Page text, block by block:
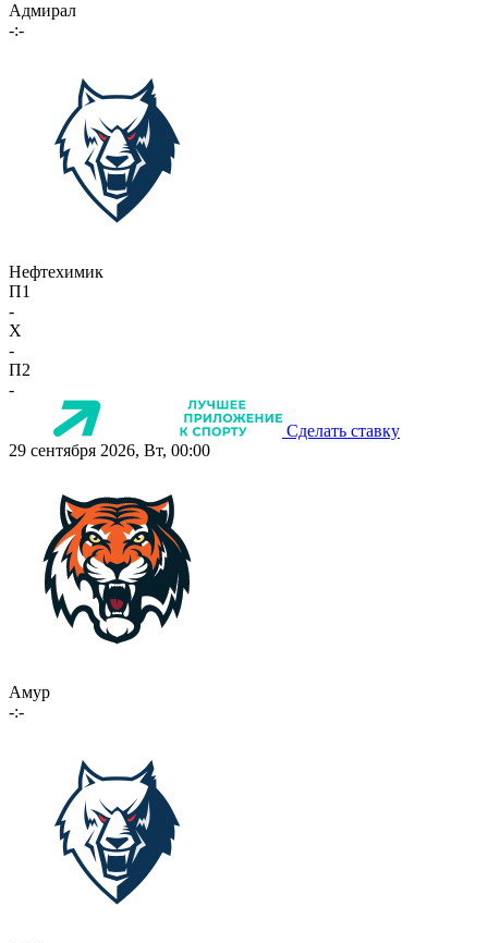
Адмирал
-:-
Нефтехимик
П1
-
X
-
П2
-
Сделать ставку
29 сентября 2026, Вт, 00:00
Амур
-:-